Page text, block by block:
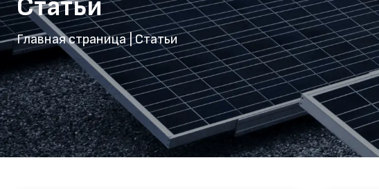
Статьи
Главная страница|Статьи